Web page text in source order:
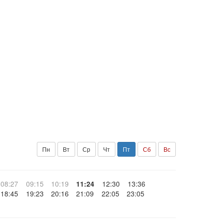
Пн Вт Ср Чт Пт Сб Вс
08:27 09:15 10:19 11:24 12:30
13:36
18:45
19:23 20:16 21:09 22:05 23:05